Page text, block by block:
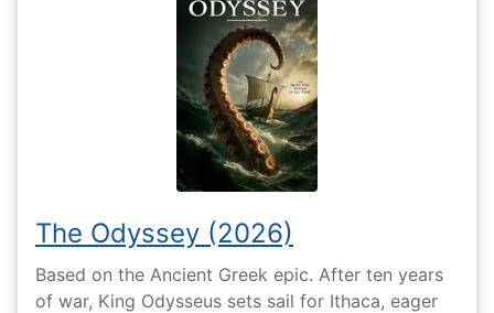
The Odyssey (2026)
Based on the Ancient Greek epic. After ten years
of war, King Odysseus sets sail for Ithaca, eager